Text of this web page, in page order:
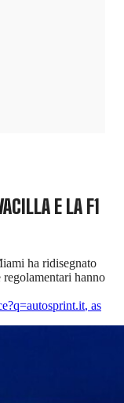
E LA F1
ha ridisegnato
hanno
, as